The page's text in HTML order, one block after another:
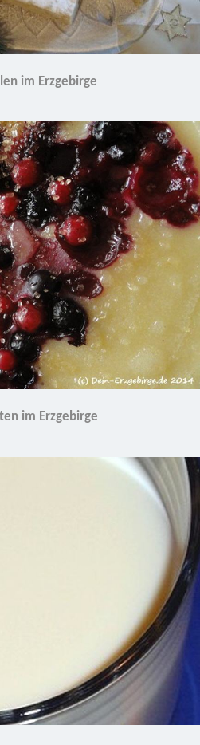
im Erzgebirge
im Erzgebirge